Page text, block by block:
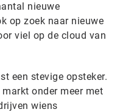
nieuwe
op zoek naar nieuwe
viel op de cloud van
een stevige opsteker.
onder meer met
wiens